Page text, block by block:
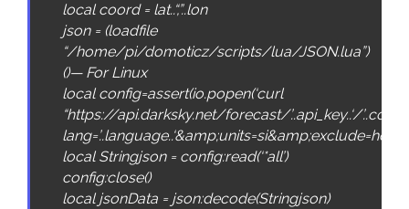
local coord= lat.“,”..lon
json= (loadfile
“/home/pi/domoticz/scripts/lua/JSON.lua”)
()— For Linux
local config=assert(io.popen(‘curl
“https://api.darksky.net/forecast/’..api_key.‘/’..coord
lang=’..language.
local Stringjson= config:read(‘*all’)
config:close()
local jsonData = json:decode(Stringjson)